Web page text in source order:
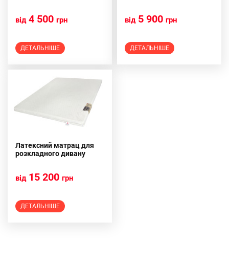
від4 500 грн
ДЕТАЛЬНІШЕ
від5 900 грн
ДЕТАЛЬНІШЕ
Латексний матрац для
розкладного дивану
від15 200 грн
ДЕТАЛЬНІШЕ